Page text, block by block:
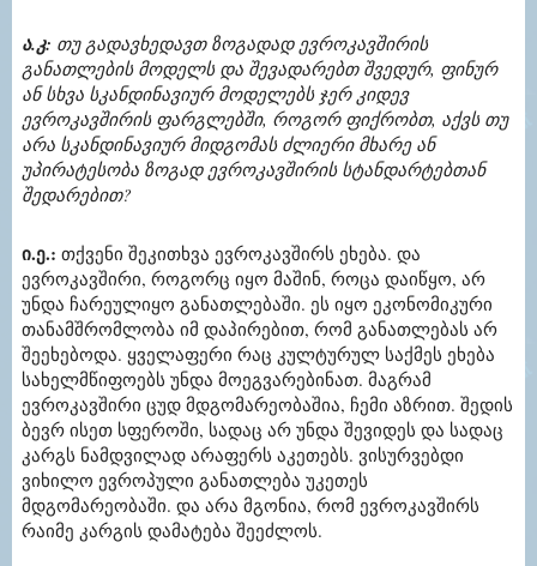
ა.კ: თუ გადავხედავთ ზოგადად ევროკავშირის
განათლების მოდელს და შევადარებთ შვედურ, ფინურ
ან სხვა სკანდინავიურ მოდელებს ჯერ კიდევ
ევროკავშირის ფარგლებში, როგორ ფიქრობთ, აქვს თუ
არა სკანდინავიურ მიდგომას ძლიერი მხარე ან
უპირატესობა ზოგად ევროკავშირის სტანდარტებთან
შედარებით?
ი.ე.: თქვენი შეკითხვა ევროკავშირს ეხება. და
ევროკავშირი, როგორც იყო მაშინ, როცა დაიწყო, არ
უნდა ჩარეულიყო განათლებაში. ეს იყო ეკონომიკური
თანამშრომლობა იმ დაპირებით, რომ განათლებას არ
შეეხებოდა. ყველაფერი რაც კულტურულ საქმეს ეხება
სახელმწიფოებს უნდა მოეგვარებინათ. მაგრამ
ევროკავშირი ცუდ მდგომარეობაშია, ჩემი აზრით. შედის
ბევრ ისეთ სფეროში, სადაც არ უნდა შევიდეს და სადაც
კარგს ნამდვილად არაფერს აკეთებს. ვისურვებდი
ვიხილო ევროპული განათლება უკეთეს
მდგომარეობაში. და არა მგონია, რომ ევროკავშირს
რაიმე კარგის დამატება შეეძლოს.